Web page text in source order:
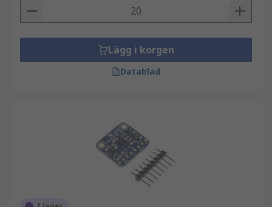
Lägg i korgen
Datablad